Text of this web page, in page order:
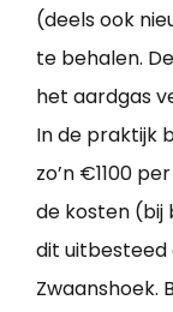
(deels ook
te behalen.
het aardgas
In de praktijk
zo’n €1100
de kosten
dit uitbesteed
Zwaanshoek.